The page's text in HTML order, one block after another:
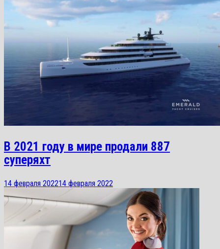
В 2021 году в мире продали 887
суперяхт
14 февраля 202214 февраля 2022